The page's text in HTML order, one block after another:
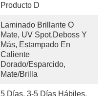
Producto D
Laminado Brillante O
Mate, UV Spot,Deboss Y
Más, Estampado En
Caliente
Dorado/esparcido,
Mate/brilla
5 Días, 3-5 Días Hábiles,